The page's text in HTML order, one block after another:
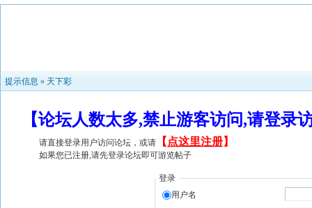
提示信息 » 天下彩
【论坛人数太多,禁止游客访问,请登
请直接登录用户访问论坛，或请 【 点这里注册】
如果您已注册,请先登录论坛即可游览帖子
登录
用户名